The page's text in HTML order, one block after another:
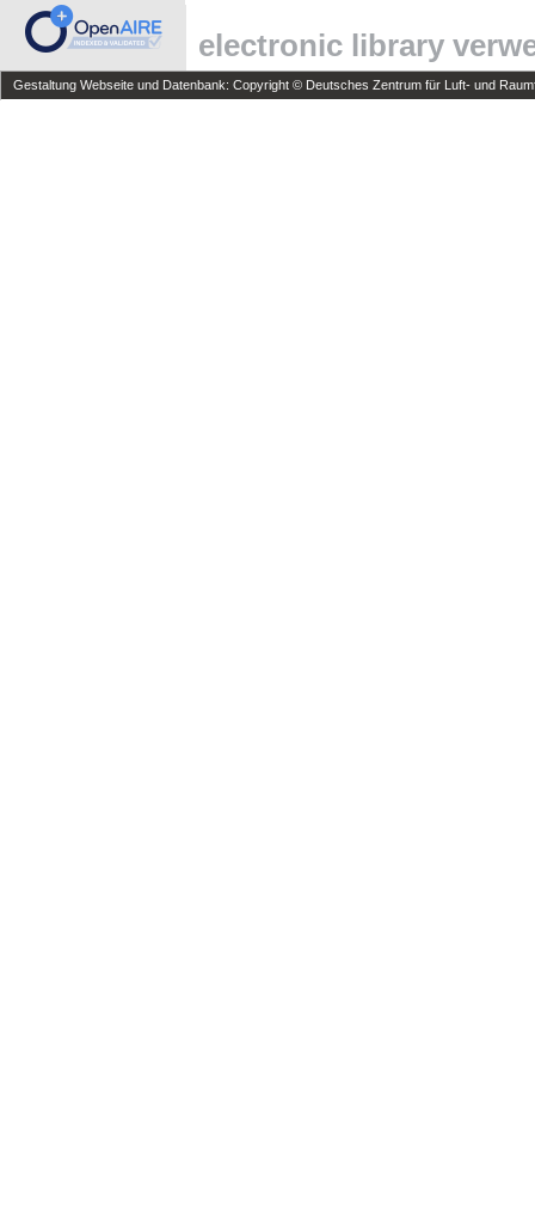
electronic library
Gestaltung Webseite und Datenbank: Copyright © Deutsches Zentrum für Luft- und